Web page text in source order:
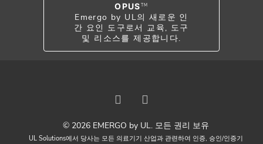
OPUS TM
Emergo by UL의 새로운 인
간 요인 도구로서 교육, 도구
및 리소스를 제공합니다.
© 2026 EMERGO by UL. 모든 권리 보유
UL Solutions에서 당사는 모든 의료기기 산업과 관련하여 인증, 승인/인증기